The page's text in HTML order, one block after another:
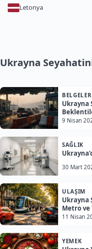
Letonya
Ukrayna
BELGELER
Ukrayna
9 Nisan
SAĞLIK
30 Mart
ULAŞIM
Ukrayna
Metro ve
11 Nisan
YEMEK